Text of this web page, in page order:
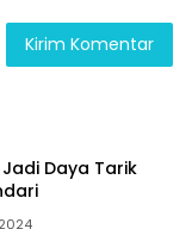
Daya Tarik